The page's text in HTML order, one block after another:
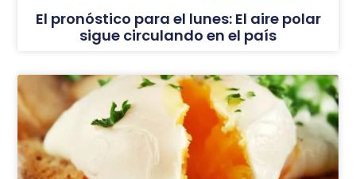
El pronóstico para el lunes: El aire polar
sigue circulando en el país